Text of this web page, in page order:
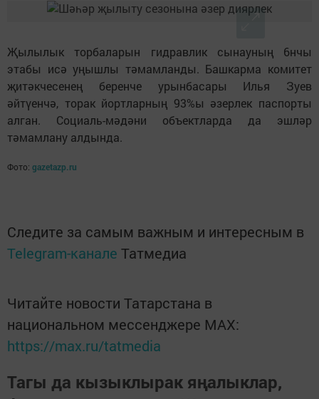
Җылылык торбаларын гидравлик сынауның 6нчы
этабы исә уңышлы тәмамланды. Башкарма комитет
җитәкчесенең беренче урынбасары Илья Зуев
әйтүенчә, торак йортларның 93%ы әзерлек паспорты
алган. Социаль-мәдәни объектларда да эшләр
тәмамлану алдында.
Фото: gazetazp.ru
Следите за самым важным и интересным в
Telegram-канале Татмедиа
Читайте новости Татарстана в
национальном мессенджере MАХ:
https://max.ru/tatmedia
Тагы да кызыклырак яңалыклар,